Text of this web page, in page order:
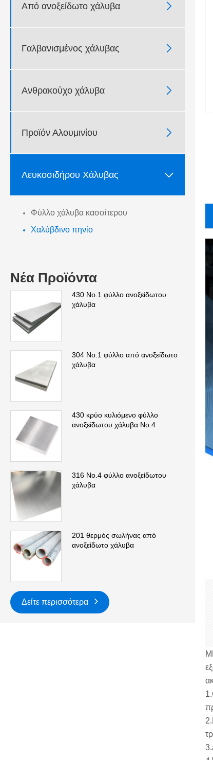
Από ανοξείδωτο χάλυβα 
Γαλβανισμένος χάλυβας 
Ανθρακούχο χάλυβα 
Προϊόν Αλουμινίου 
Λευκοσιδήρου Χάλυβας 
Φύλλο χάλυβα κασσίτερου
Χαλύβδινο πηνίο
Νέα Προϊόντα
430 Νο.1 φύλλο ανοξείδωτου
χάλυβα
304 Νο.1 φύλλο από ανοξείδωτο
χάλυβα
430 κρύο κυλιόμενο φύλλο
ανοξείδωτου χάλυβα No.4
316 Νο.4 φύλλο ανοξείδωτου
χάλυβα
201 θερμός σωλήνας από
ανοξείδωτο χάλυβα
Δείτε περισσότερα